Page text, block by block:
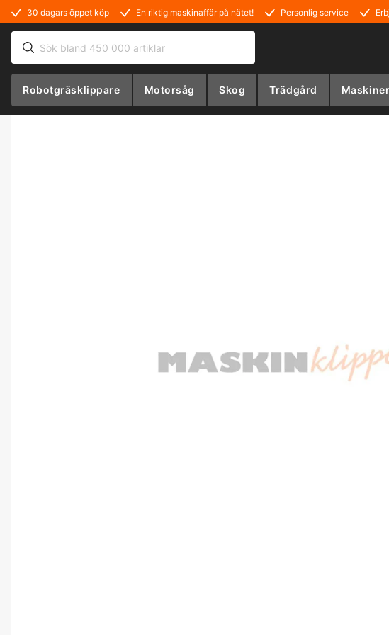
30 dagars öppet köp En riktig maskinaffär på nätet! Personlig service
Robotgräsklippare Motorsåg Skog Trädgård